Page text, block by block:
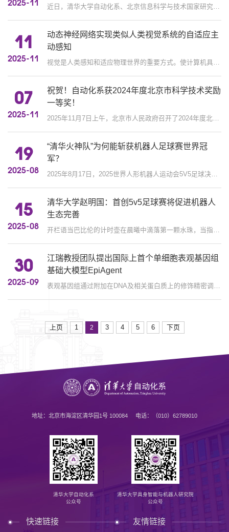
2025-11 近日，清华大学自动化系、北京信息科学与技术国家研究中心谢震、张学工课题组，与原微软科学智能研究院、北京中关村学院秦涛...
11
2025-11
动态神经网络实现类似人类视觉系统的自适应主
动感知
视觉是人类感知和适应物理世界的重要方式。使计算机具备高级视觉感知与认知能力，是人工智能的主要研究问题之一。过去几十年...
07
2025-11
祝贺！自动化系获2024年度北京市科学技术奖励
一等奖！
2025年11月7日上午，北京市人民政府召开了2024年度北京市科学技术奖励大会，共授奖自然科学奖一等奖15项，二等奖42项，技术发...
19
2025-08
“清华火神队”为何能斩获机器人足球赛世界冠
军？
2025年8月17日，2025世界人形机器人运动会5V5足球决赛中，中国清华大学火神队的机器人球员们以1:0的成绩，战胜德国队，斩获冠...
15
2025-08
清华大学赵明国：首创5v5足球赛将促进机器人
生态完善
开栏语当巴比伦的计时壶在晨曦中滴落第一颗水珠，当指南车的木轮碾过中原大地的尘埃，当张衡的候风地动仪在朝堂上第一次指向...
30
2025-09
江瑞教授团队提出国际上首个单细胞表观基因组
基础大模型EpiAgent
表观基因组通过附加在DNA及相关蛋白质上的修饰精密调节遗传信息的解读和使用，控制基因的转录，是连接DNA序列与人体表型，理...
上页 1 2 3 4 5 6 下页
地址：北京市海淀区清华园1号 100084 电话：（010）62789010
快速链接 友情链接
清华大学自动化系
公众号
清华大学具身智能与机器人研究院
公众号